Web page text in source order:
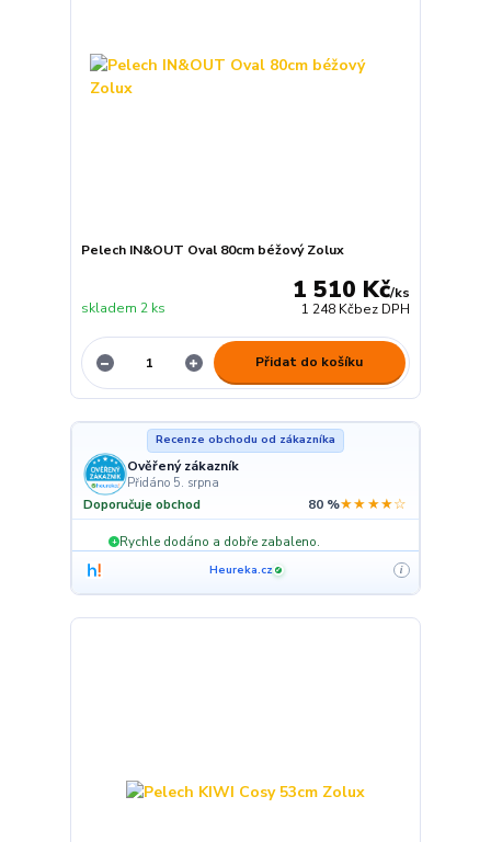
Pelech IN&OUT Oval 80cm béžový Zolux
1 510 Kč/ks
1 248 Kčbez DPH
skladem 2 ks
Přidat do košíku
Recenze obchodu od zákazníka
Ověřený zákazník
Přidáno 5. srpna
Doporučuje obchod 80 %★★★★☆
+ Rychle dodáno a dobře zabaleno.
Heureka.cz ✓ i